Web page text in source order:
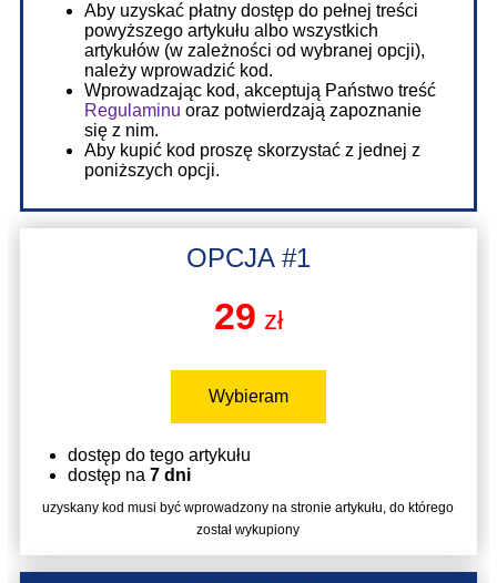
Aby uzyskać płatny dostęp do pełnej treści
powyższego artykułu albo wszystkich
artykułów (w zależności od wybranej opcji),
należy wprowadzić kod.
Wprowadzając kod, akceptują Państwo treść
Regulaminu oraz potwierdzają zapoznanie
się z nim.
Aby kupić kod proszę skorzystać z jednej z
poniższych opcji.
OPCJA #1
29 zł
Wybieram
dostęp do tego artykułu
dostęp na 7 dni
uzyskany kod musi być wprowadzony na stronie artykułu, do którego
został wykupiony